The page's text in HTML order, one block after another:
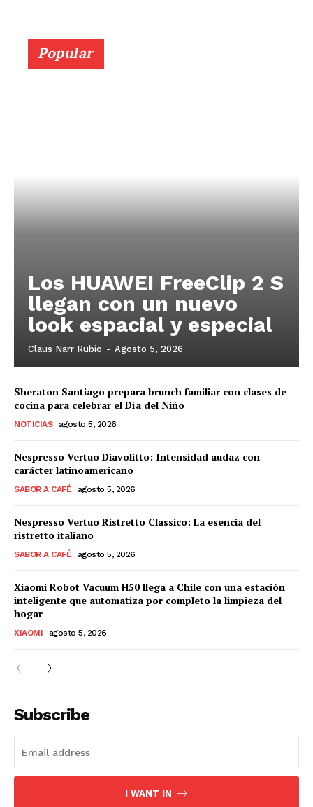
Popular
Los HUAWEI FreeClip 2 S
llegan con un nuevo
look espacial y especial
Claus Narr Rubio - Agosto 5, 2026
Sheraton Santiago prepara brunch familiar con clases de
cocina para celebrar el Día del Niño
NOTICIAS agosto 5, 2026
Nespresso Vertuo Diavolitto: Intensidad audaz con
carácter latinoamericano
SABOR A CAFÉ agosto 5, 2026
Nespresso Vertuo Ristretto Classico: La esencia del
ristretto italiano
SABOR A CAFÉ agosto 5, 2026
Xiaomi Robot Vacuum H50 llega a Chile con una estación
inteligente que automatiza por completo la limpieza del
hogar
XIAOMI agosto 5, 2026
Subscribe
I WANT IN